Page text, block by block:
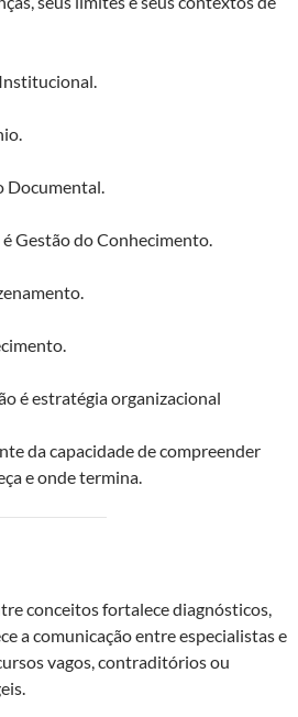
Documental.
Gestão do Conhecimento.
é estratégia organizacional
da capacidade de compreender
e onde termina.
conceitos fortalece diagnósticos,
a comunicação entre especialistas e
vagos, contraditórios ou